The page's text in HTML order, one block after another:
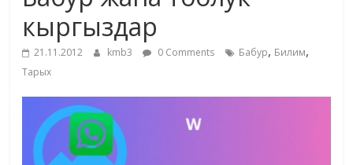
маданияты
жана
адабияты
кыргыздар
21.11.2012 kmb3 0 Comments Бабур, Билим,
Тарых